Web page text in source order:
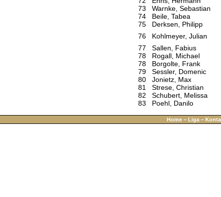
73
Warnke, Sebastian
74
Beile, Tabea
75
Derksen, Philipp
76
Kohlmeyer, Julian
77
Sallen, Fabius
78
Rogall, Michael
78
Borgolte, Frank
79
Sessler, Domenic
80
Jonietz, Max
81
Strese, Christian
82
Schubert, Melissa
83
Poehl, Danilo
Home − Liga −